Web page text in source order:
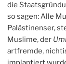
die
so sagen: Alle
Palästinenser,
Muslime, der
artfremde,